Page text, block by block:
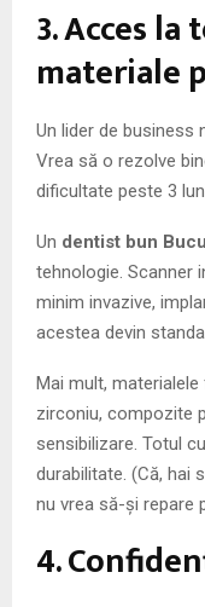
3. Acces
materiale
Un lider de business
Vrea să o rezolve
dificultate peste 3
Un dentist bun
tehnologie. Scanner
minim invazive,
acestea devin
Mai mult,
zirconiu, compozite
sensibilizare. Totul
durabilitate. (Că, hai
nu vrea să-și repare
4.